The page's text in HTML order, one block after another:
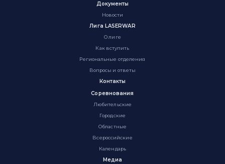
Документы
Новости
Лига LASERWAR
О лиге
Как вступить
Региональные отделения
Вопросы и ответы
Контакты
Соревнования
Любительские
Городские
Областные
Всероссийские
Календарь
Медиа